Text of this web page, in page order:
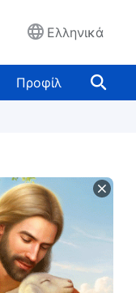
Ελληνικά
Προφίλ